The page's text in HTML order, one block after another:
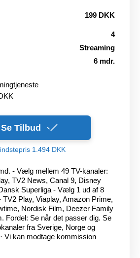
199 DKK
4
Streaming
6 mdr.
Se Tilbud
1.494 DKK
- Vælg mellem 49 TV-kanaler:
TV2 News, Canal 9, Disney
Superliga - Vælg 1 ud af 8
Play, Viaplay, Amazon Prime,
Nordisk Film, Deezer Family
Fordel: Se når det passer dig. Se
fra Sverige, Norge og
Vi kan modtage kommission